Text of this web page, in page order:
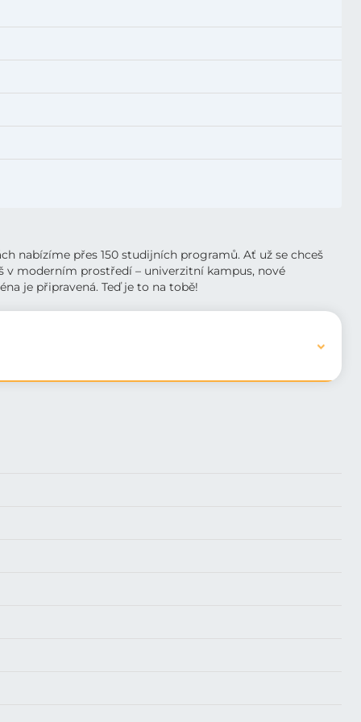
nabízíme přes 150 studijních programů. Ať už se chceš
v moderním prostředí – univerzitní kampus, nové
je připravená. Teď je to na tobě!